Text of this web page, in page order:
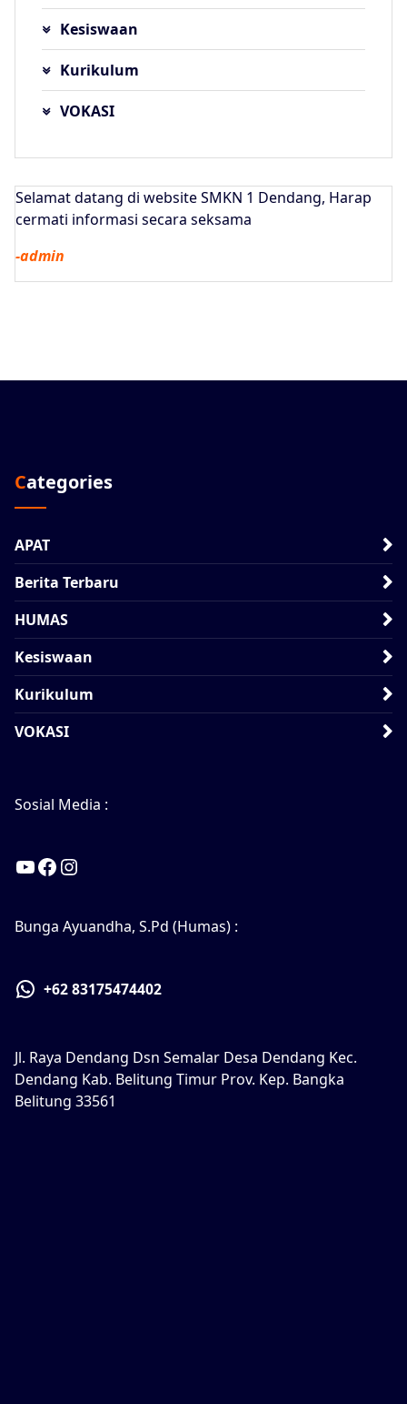
Kesiswaan
Kurikulum
VOKASI
Selamat datang di website SMKN 1 Dendang, Harap
cermati informasi secara seksama
-admin
Categories
APAT
Berita Terbaru
HUMAS
Kesiswaan
Kurikulum
VOKASI
Sosial Media :
YouTube
Facebook
Bunga Ayuandha, S.Pd (Humas) :
+62 83175474402
Jl. Raya Dendang Dsn Semalar Desa Dendang Kec.
Dendang Kab. Belitung Timur Prov. Kep. Bangka
Belitung 33561